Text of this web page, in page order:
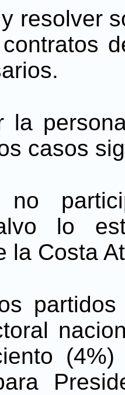
resolver
la
casos
lo
la Costa